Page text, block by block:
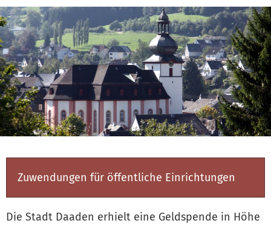
Zuwendungen für öffentliche Einrichtungen
Die Stadt Daaden erhielt eine Geldspende in Höhe